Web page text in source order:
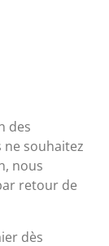
des
ne souhaitez
nous
retour de
dès